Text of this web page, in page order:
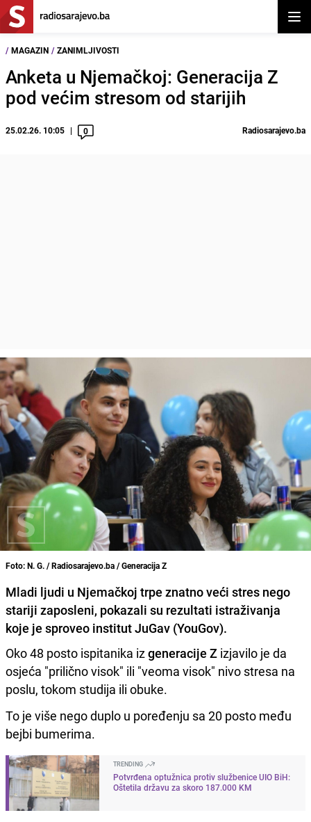
/ MAGAZIN / ZANIMLJIVOSTI
Anketa u Njemačkoj: Generacija Z
pod većim stresom od starijih
25.02.26. 10:05 0 Radiosarajevo.ba
Foto: N. G. / Radiosarajevo.ba / Generacija Z
Mladi ljudi u Njemačkoj trpe znatno veći stres nego
stariji zaposleni, pokazali su rezultati istraživanja
koje je sproveo institut JuGav (YouGov).
Oko 48 posto ispitanika izgeneracije Z izjavilo je da
osjeća "prilično visok" ili "veoma visok" nivo stresa na
poslu, tokom studija ili obuke.
To je više nego duplo u poređenju sa 20 posto među
bejbi bumerima.
TRENDING
Potvrđena optužnica protiv službenice UIO BiH:
Oštetila državu za skoro 187.000 KM